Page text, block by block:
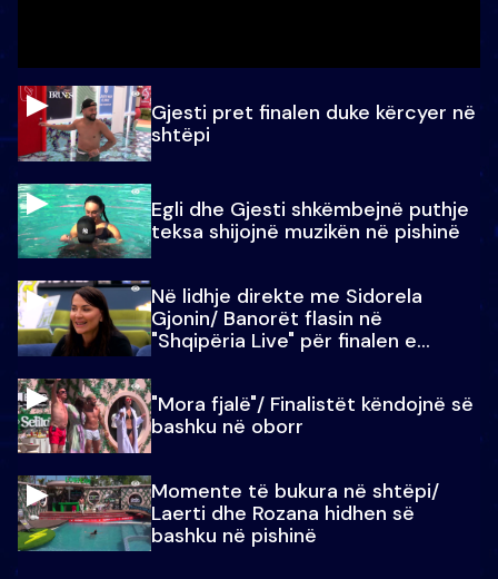
Gjesti pret finalen duke kërcyer në
shtëpi
Egli dhe Gjesti shkëmbejnë puthje
teksa shijojnë muzikën në pishinë
Në lidhje direkte me Sidorela
Gjonin/ Banorët flasin në
"Shqipëria Live" për finalen e
"Mora fjalë"/ Finalistët këndojnë së
bashku në oborr
Momente të bukura në shtëpi/
Laerti dhe Rozana hidhen së
bashku në pishinë